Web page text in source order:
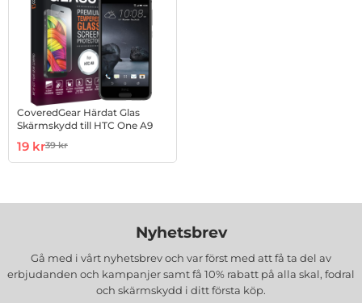
CoveredGear Härdat Glas
Skärmskydd till HTC One A9
Art. nr 10005359
rea pris
19 krtidigare pris
39 kr
Nyhetsbrev
Gå med i vårt nyhetsbrev och var först med att få ta del av
erbjudanden och kampanjer samt få 10% rabatt på alla skal, fodral
och skärmskydd i ditt första köp.